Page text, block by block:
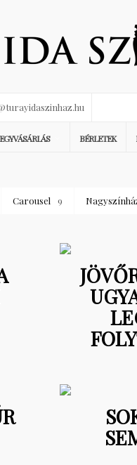
BÉRLETEK
Carousel 9